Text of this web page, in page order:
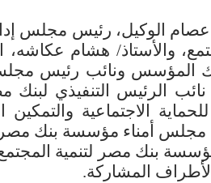
عصام الوكيل، رئيس مجلس
والأستاذ/ هشام عكاشه،
المؤسس ونائب رئيس
الرئيس التنفيذي
الاجتماعية والتمكين
أمناء مؤسسة بنك مصر
بنك مصر لتنمية
المشاركة.